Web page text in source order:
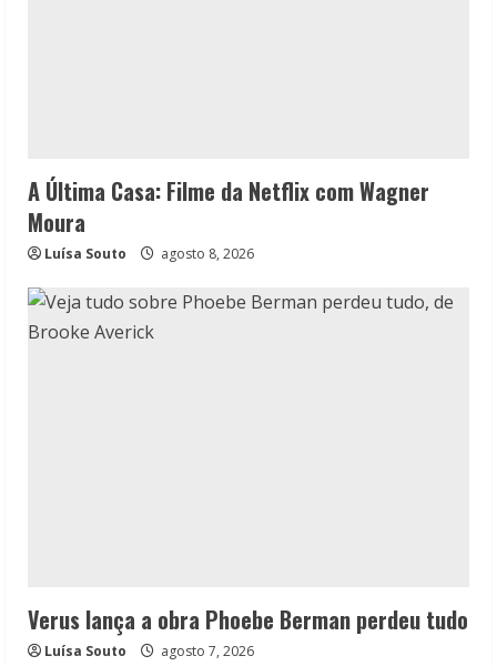
A Última Casa: Filme da Netflix com Wagner
Moura
Luísa Souto agosto 8, 2026
Verus lança a obra Phoebe Berman perdeu tudo
Luísa Souto agosto 7, 2026